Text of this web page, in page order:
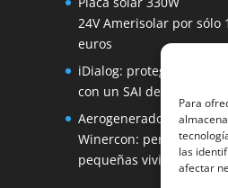
Para
las
afectar
24V Amerisolar por sólo
euros
iDialog: protege tus
con un SAI de fácil
Aerogenerador 1500W
Winercon: perfecto para
pequeñas viviendas